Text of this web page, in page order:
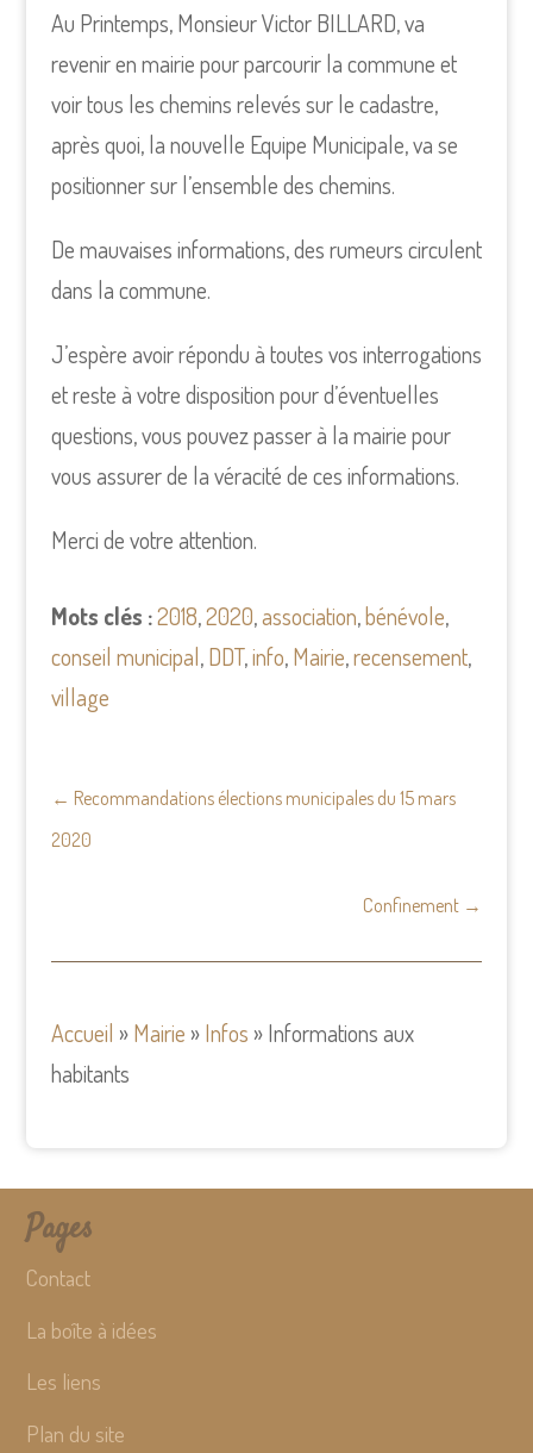
Au Printemps, Monsieur Victor BILLARD, va
revenir en mairie pour parcourir la commune et
voir tous les chemins relevés sur le cadastre,
après quoi, la nouvelle Equipe Municipale, va se
positionner sur l’ensemble des chemins.
De mauvaises informations, des rumeurs circulent
dans la commune.
J’espère avoir répondu à toutes vos interrogations
et reste à votre disposition pour d’éventuelles
questions, vous pouvez passer à la mairie pour
vous assurer de la véracité de ces informations.
Merci de votre attention.
Mots clés :2018,2020,association,bénévole,
conseil municipal,DDT,info,Mairie,recensement,
village
← Recommandations élections municipales du 15 mars
2020
Confinement →
Accueil »Mairie »Infos »Informations aux
habitants
Pages
Contact
La boîte à idées
Les liens
Plan du site